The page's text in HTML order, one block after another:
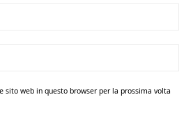
sito web in questo browser per la prossima volta